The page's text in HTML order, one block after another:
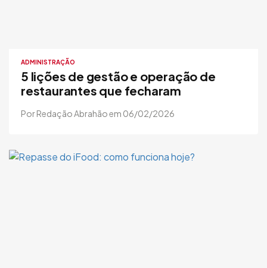
ADMINISTRAÇÃO
5 lições de gestão e operação de
restaurantes que fecharam
Por Redação Abrahão em 06/02/2026